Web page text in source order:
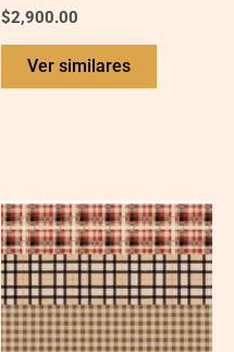
$2,900.00
Ver similares
Ch-
wXXL119
quantity